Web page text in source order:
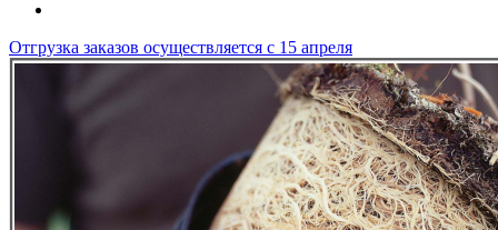
Отгрузка заказов осуществляется с 15 апреля